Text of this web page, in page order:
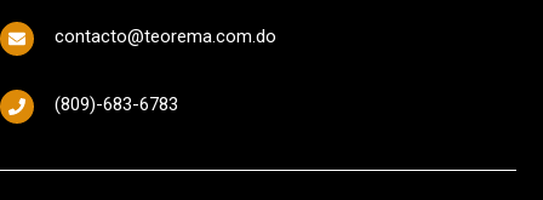
contacto@teorema.com.do
(809)-683-6783